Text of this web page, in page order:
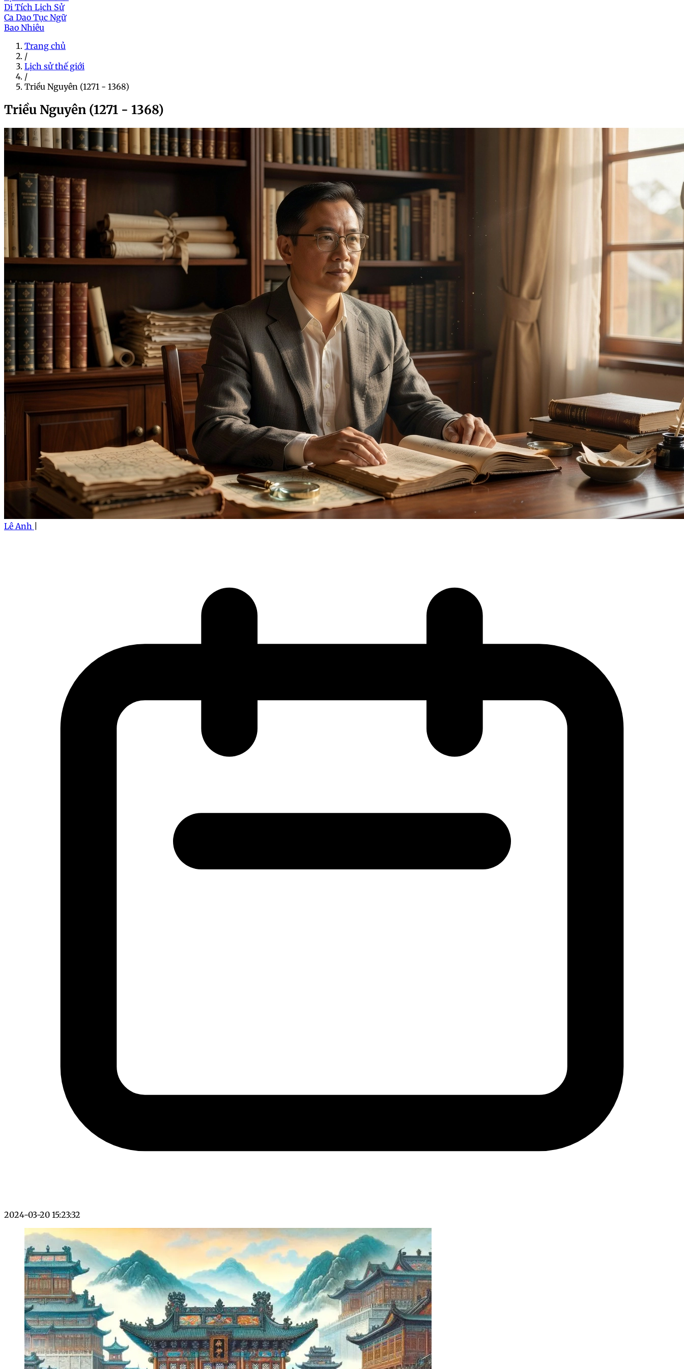
Di Tích Lịch Sử
Ca Dao Tục Ngữ
Bao Nhiêu
Trang chủ
/
Lịch sử thế giới
/
Triều Nguyên (1271 - 1368)
Triều Nguyên (1271 - 1368)
Lê Anh
2024-03-20 15:23:32